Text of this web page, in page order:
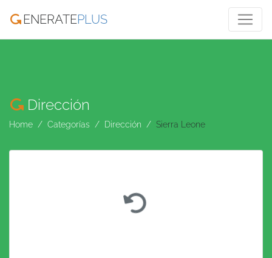
ENERATEPLUS
Dirección
Home Categorías Dirección Sierra Leone